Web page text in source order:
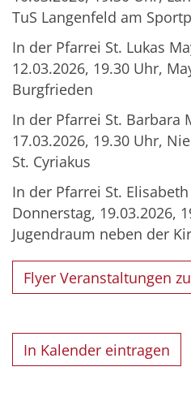
TuS Langenfeld am
In der Pfarrei St. Lukas
12.03.2026, 19.30 Uhr,
Burgfrieden
In der Pfarrei St. Barbara
17.03.2026, 19.30 Uhr,
St. Cyriakus
In der Pfarrei St.
Donnerstag, 19.03.2026,
Jugendraum neben der
Flyer Veranstaltungen
In Kalender eintragen